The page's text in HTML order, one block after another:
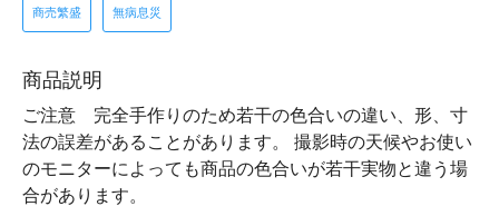
商売繁盛 無病息災
商品説明
ご注意 完全手作りのため若干の色合いの違い、形、寸
法の誤差があることがあります。 撮影時の天候やお使い
のモニターによっても商品の色合いが若干実物と違う場
合があります。